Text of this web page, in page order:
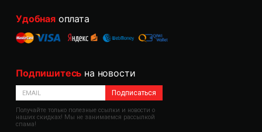
Удобнаяоплата
Подпишитесь на новости
Подписаться
Получайте только полезные ссылки и новости о
наших скидках! Мы не занимаемся рассылкой
спама!